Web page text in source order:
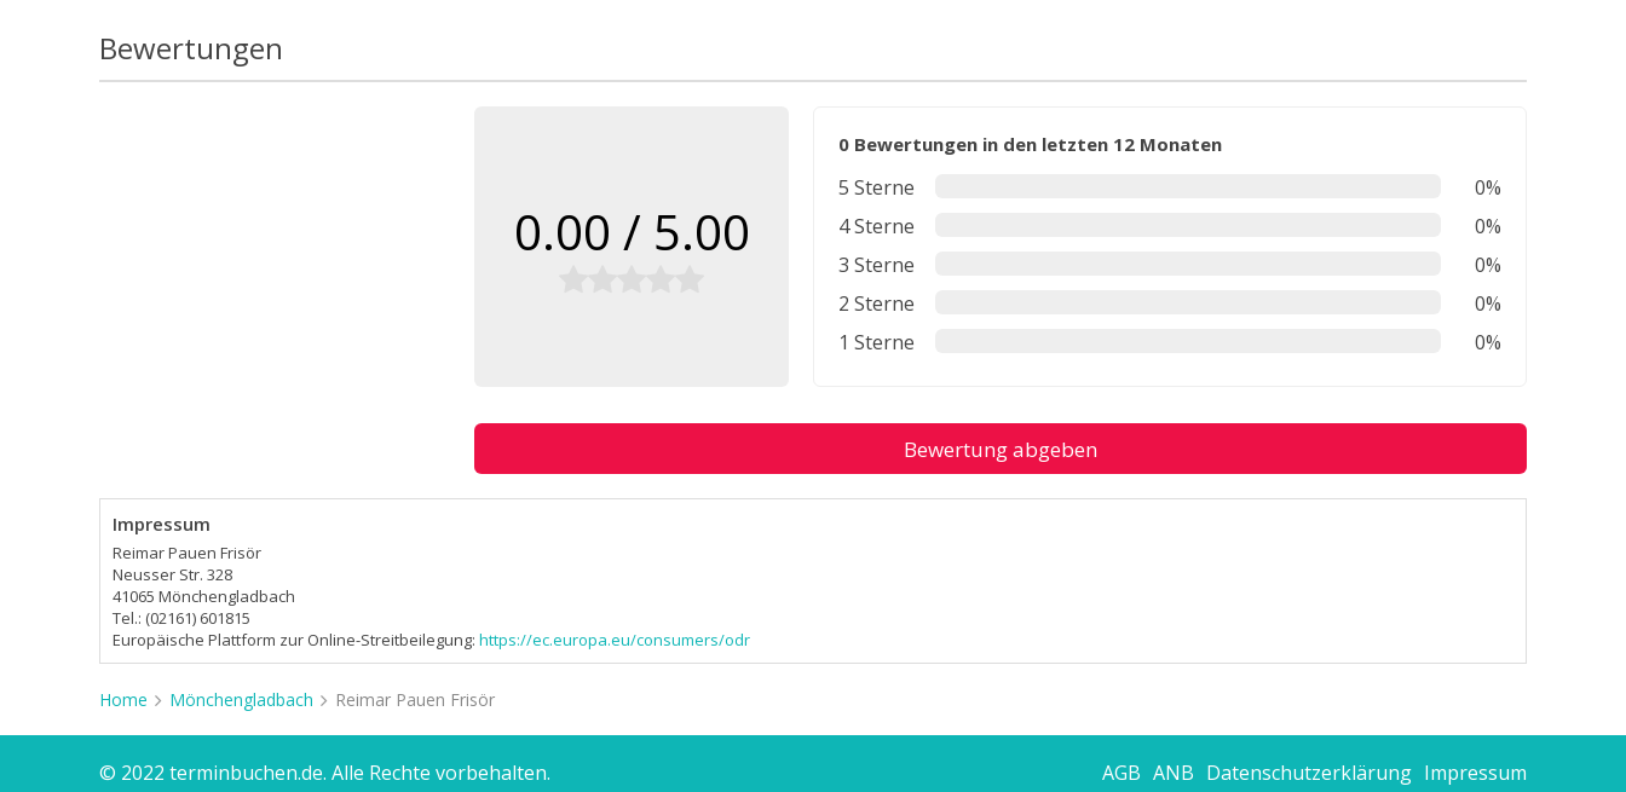
Bewertungen
0.00 / 5.00
0 Bewertungen in den letzten 12 Monaten
5 Sterne
0%
4 Sterne
0%
3 Sterne
0%
2 Sterne
0%
1 Sterne
0%
Bewertung abgeben
Impressum
Reimar Pauen Frisör
Neusser Str. 328
41065 Mönchengladbach
Tel.: (02161) 601815
Europäische Plattform zur Online-Streitbeilegung: https://ec.europa.eu/consumers/odr
Home Mönchengladbach Reimar Pauen Frisör
© 2022 terminbuchen.de. Alle Rechte vorbehalten. AGB ANB Datenschutzerklärung Impressum